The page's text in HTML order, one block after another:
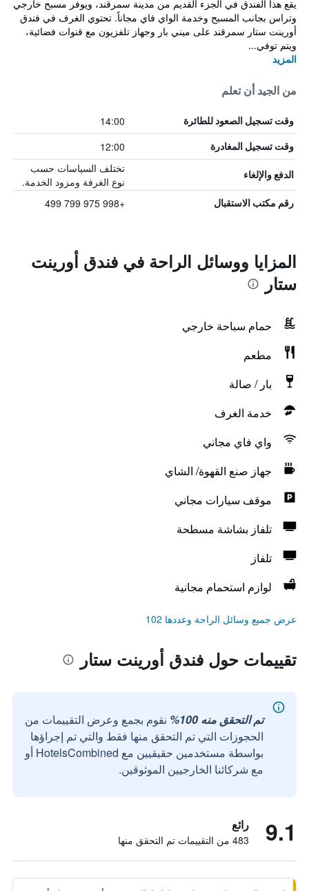
يقع هذا الفندق في الجزء القديم من مدينة سمرقند، ويوفر مسبح خارجي
وتراس بجانب المسبح وخدمة الواي فاي مجاناً. تحتوي الغرف في فندق
أورينت ستار سمرقند على ميني بار وجهاز تلفزيون مع قنوات فضائية،
ويتم توفي...
المزيد
من الجيد أن تعلم
وقت تسجيل الصعود للطائرة 14:00
وقت تسجيل المغادرة 12:00
الدفع والإلغاء
تختلف السياسات حسب
نوع الغرفة ومزود الخدمة.
رقم مكتب الاستقبال +998 975 799 499
المزايا ووسائل الراحة في فندق أورينت
ستار
حمام سباحة خارجي
مطعم
بار / صالة
خدمة الغرف
واي فاي مجاني
جهاز صنع القهوة/ الشاي
موقف سيارات مجاني
تلفاز بشاشة مسطحة
تلفاز
لوازم استحمام مجانية
عرض جميع وسائل الراحة وعددها 102
تقييمات حول فندق أورينت ستار
تم التحقق منه 100%
نقوم بجمع وعرض التقييمات من
الحجوزات التي تم التحقق منها فقط والتي تم إجراؤها
بواسطة مستخدمين حقيقيين مع HotelsCombined أو
مع شركائنا الخارجيين الموثوقين.
9.1 رائع
483 من التقييمات تم التحقق منها